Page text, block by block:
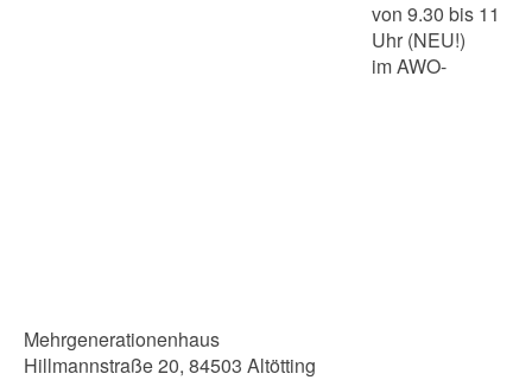
von 9.30 bis 11
Uhr (NEU!)
im AWO-
Mehrgenerationenhaus
Hillmannstraße 20, 84503 Altötting